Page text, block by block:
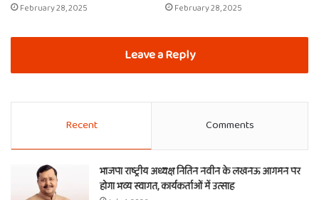
February 28, 2025 February 28, 2025
Leave a Reply
Recent Comments
भाजपा राष्ट्रीय अध्यक्ष नितिन नवीन के लखनऊ आगमन पर
होगा भव्य स्वागत, कार्यकर्ताओं में उत्साह